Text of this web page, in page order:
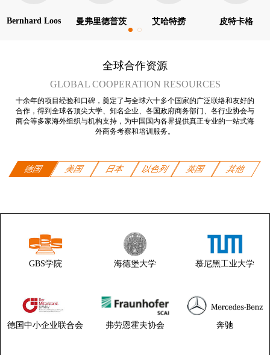
Bernhard Loos 曼弗里德普茨 艾哈特捞 皮特卡格
全球合作资源
GLOBAL COOPERATION RESOURCES
十余年的项目经验和口碑，奠定了与全球六十多个国家的广泛联络和友好的
合作，得到全球各顶尖大学、知名企业、各国政府商务部门、各行业协会与
商会等多家海外组织与机构支持，为中国国内各界提供真正专业的一站式海
外商务考察和培训服务。
德国 美国 日本 以色列 英国 其他
GBS学院 海德堡大学 慕尼黑工业大学
德国中小企业联合会 弗劳恩霍夫协会 奔驰